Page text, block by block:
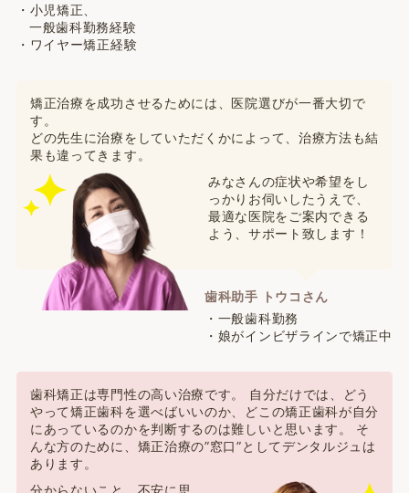
・小児矯正、
一般歯科勤務経験
・ワイヤー矯正経験
矯正治療を成功させるためには、医院選びが一番大切で
す。
どの先生に治療をしていただくかによって、治療方法も結
果も違ってきます。
みなさんの症状や希望をし
っかりお伺いしたうえで、
最適な医院をご案内できる
よう、サポート致します！
歯科助手 トウコさん
・一般歯科勤務
・娘がインビザラインで矯正中
歯科矯正は専門性の高い治療です。 自分だけでは、どう
やって矯正歯科を選べばいいのか、どこの矯正歯科が自分
にあっているのかを判断するのは難しいと思います。 そ
んな方のために、矯正治療の”窓口”としてデンタルジュは
あります。
分からないこと、不安に思